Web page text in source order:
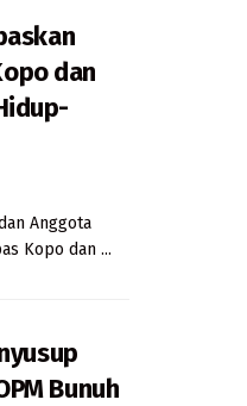
dan
Anggota
Kopo dan ...
Bunuh